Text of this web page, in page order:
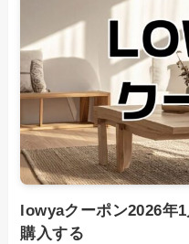
lowyaクーポン2026年
購入する